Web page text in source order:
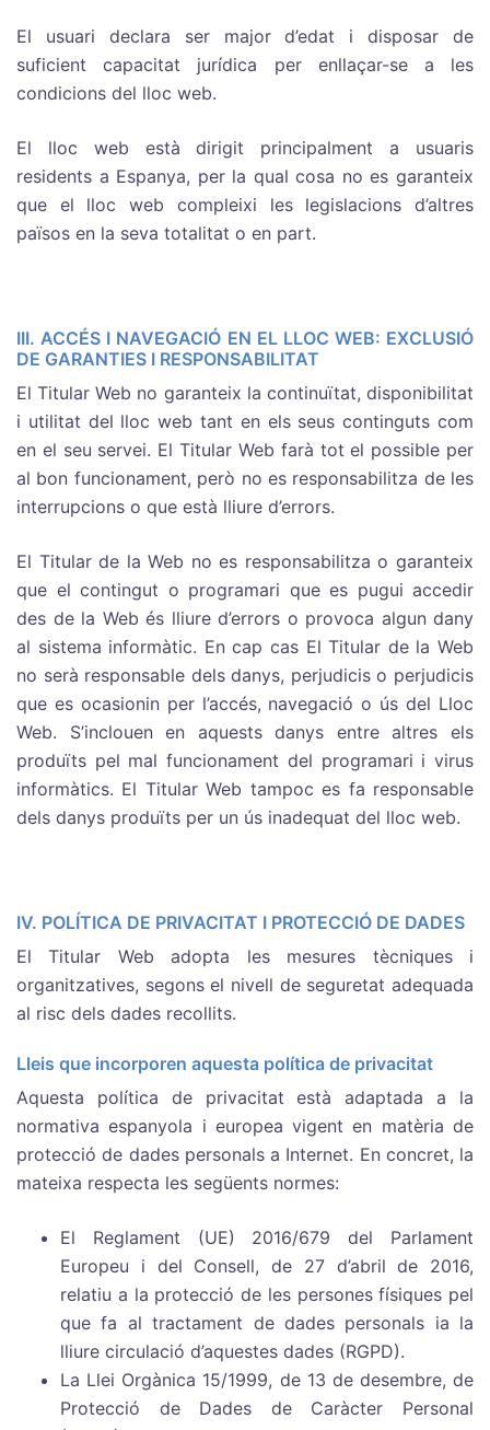
El usuari declara ser major d’edat i disposar de
suficient capacitat jurídica per enllaçar-se a les
condicions del lloc web.
El lloc web està dirigit principalment a usuaris
residents a Espanya, per la qual cosa no es garanteix
que el lloc web compleixi les legislacions d’altres
països en la seva totalitat o en part.
III. ACCÉS I NAVEGACIÓ EN EL LLOC WEB: EXCLUSIÓ
DE GARANTIES I RESPONSABILITAT
El Titular Web no garanteix la continuïtat, disponibilitat
i utilitat del lloc web tant en els seus continguts com
en el seu servei. El Titular Web farà tot el possible per
al bon funcionament, però no es responsabilitza de les
interrupcions o que està lliure d’errors.
El Titular de la Web no es responsabilitza o garanteix
que el contingut o programari que es pugui accedir
des de la Web és lliure d’errors o provoca algun dany
al sistema informàtic. En cap cas El Titular de la Web
no serà responsable dels danys, perjudicis o perjudicis
que es ocasionin per l’accés, navegació o ús del Lloc
Web. S’inclouen en aquests danys entre altres els
produïts pel mal funcionament del programari i virus
informàtics. El Titular Web tampoc es fa responsable
dels danys produïts per un ús inadequat del lloc web.
IV. POLÍTICA DE PRIVACITAT I PROTECCIÓ DE DADES
El Titular Web adopta les mesures tècniques i
organitzatives, segons el nivell de seguretat adequada
al risc dels dades recollits.
Lleis que incorporen aquesta política de privacitat
Aquesta política de privacitat està adaptada a la
normativa espanyola i europea vigent en matèria de
protecció de dades personals a Internet. En concret, la
mateixa respecta les següents normes:
El Reglament (UE) 2016/679 del Parlament
Europeu i del Consell, de 27 d’abril de 2016,
relatiu a la protecció de les persones físiques pel
que fa al tractament de dades personals ia la
lliure circulació d’aquestes dades (RGPD).
La Llei Orgànica 15/1999, de 13 de desembre, de
Protecció de Dades de Caràcter Personal